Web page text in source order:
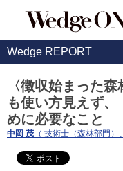
Wedge REPORT
〈徴収始まった
も使い方見えず
めに必要なこと
中岡 茂 （ 技術士（森林部門）